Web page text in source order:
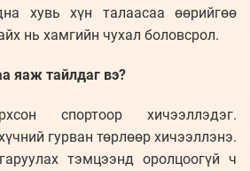
хувь хүн талаасаа өөрийгөө
нь хамгийн чухал боловсрол.
яаж тайлдаг вэ?
спортоор хичээллэдэг.
гурван төрлөөр хичээллэнэ.
тэмцээнд оролцоогүй ч